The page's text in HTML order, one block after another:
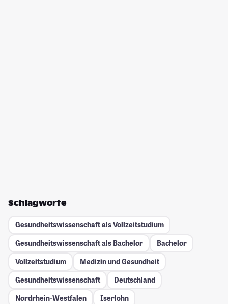
Schlagworte
Gesundheitswissenschaft als Vollzeitstudium
Gesundheitswissenschaft als Bachelor
Bachelor
Vollzeitstudium
Medizin und Gesundheit
Gesundheitswissenschaft
Deutschland
Nordrhein-Westfalen
Iserlohn